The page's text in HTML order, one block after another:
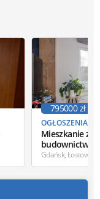
OGŁOSZENIA:
Mieszkanie z
budownictwie
795000 zł
Gdańsk, Łostowice